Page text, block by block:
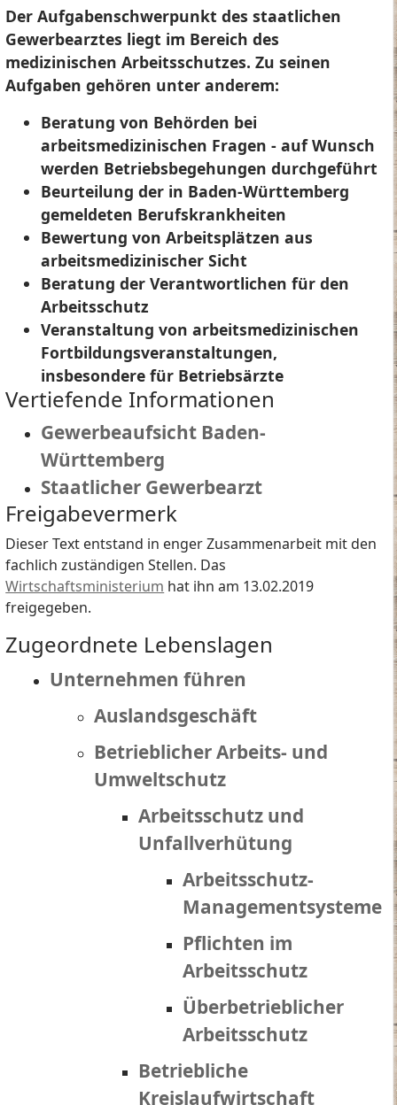
Der Aufgabenschwerpunkt des staatlichen
Gewerbearztes liegt im Bereich des
medizinischen Arbeitsschutzes. Zu seinen
Aufgaben gehören unter anderem:
Beratung von Behörden bei
arbeitsmedizinischen Fragen - auf Wunsch
werden Betriebsbegehungen durchgeführt
Beurteilung der in Baden-Württemberg
gemeldeten Berufskrankheiten
Bewertung von Arbeitsplätzen aus
arbeitsmedizinischer Sicht
Beratung der Verantwortlichen für den
Arbeitsschutz
Veranstaltung von arbeitsmedizinischen
Fortbildungsveranstaltungen,
insbesondere für Betriebsärzte
Vertiefende Informationen
Gewerbeaufsicht Baden-
Württemberg
Staatlicher Gewerbearzt
Freigabevermerk
Dieser Text entstand in enger Zusammenarbeit mit den
fachlich zuständigen Stellen. Das
Wirtschaftsministerium hat ihn am 13.02.2019
freigegeben.
Zugeordnete Lebenslagen
Unternehmen führen
Auslandsgeschäft
Betrieblicher Arbeits- und
Umweltschutz
Arbeitsschutz und
Unfallverhütung
Arbeitsschutz-
Managementsysteme
Pflichten im
Arbeitsschutz
Überbetrieblicher
Arbeitsschutz
Betriebliche
Kreislaufwirtschaft